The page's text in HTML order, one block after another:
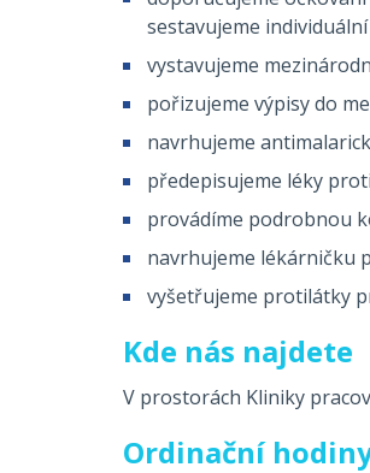
sestavujeme
vystavujeme
pořizujeme výpisy do
navrhujeme
předepisujeme léky
provádíme podrobnou
navrhujeme lékárničku
vyšetřujeme protilátky
Kde nás najdete
V prostorách Kliniky
Ordinační